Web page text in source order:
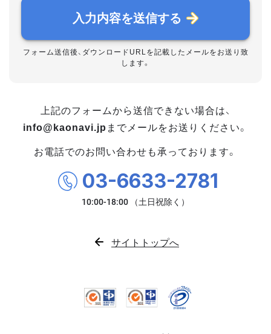
入力内容を送信する
フォーム送信後、ダウンロードURLを記載したメールをお送り致
します。
上記のフォームから送信できない場合は、
info@kaonavi.jp までメールをお送りください。
お電話でのお問い合わせも承っております。
03-6633-2781
サイトトップへ